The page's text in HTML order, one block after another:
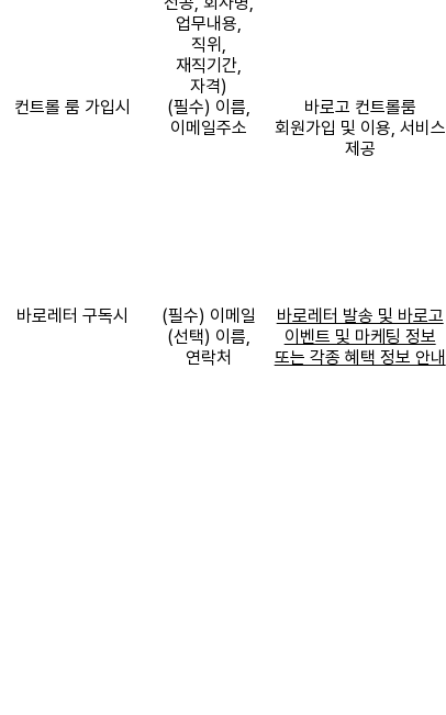
업무내용,
직위,
재직기간,
자격)
컨트롤 룸 가입시 (필수) 이름,
이메일주소
바로고 컨트롤룸
회원가입 및 이용, 서비스
제공
바로레터 구독시
(필수) 이메일
(선택) 이름,
연락처
바로레터 발송 및 바로고
이벤트 및 마케팅 정보
또는 각종 혜택 정보 안내